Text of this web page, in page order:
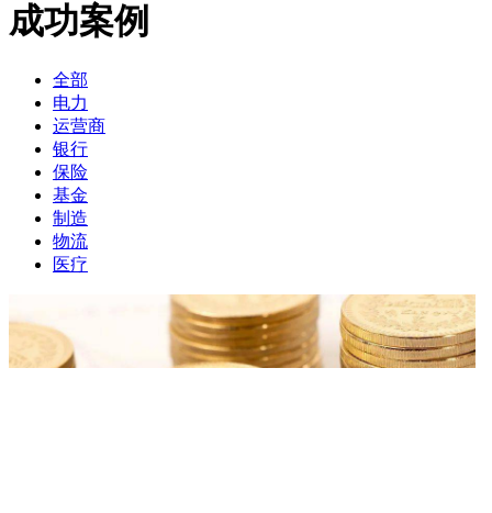
成功案例
全部
电力
运营商
银行
保险
基金
制造
物流
医疗